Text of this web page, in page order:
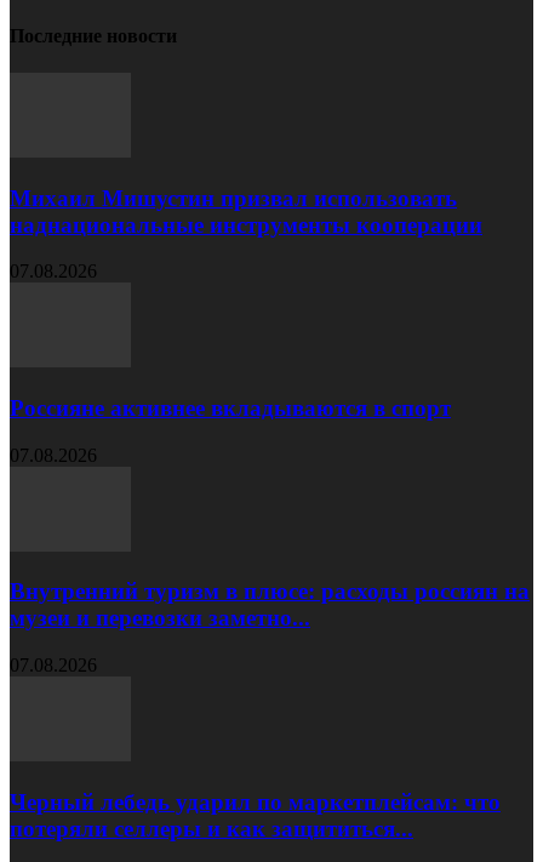
Последние новости
Михаил Мишустин призвал использовать
наднациональные инструменты кооперации
07.08.2026
Россияне активнее вкладываются в спорт
07.08.2026
Внутренний туризм в плюсе: расходы россиян на
музеи и перевозки заметно...
07.08.2026
Черный лебедь ударил по маркетплейсам: что
потеряли селлеры и как защититься...